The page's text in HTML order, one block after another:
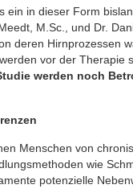
in dieser Form
M.Sc., und Dr.
deren Hirnprozessen
vor der Therapie
werden noch
Menschen von
wie
potenzielle